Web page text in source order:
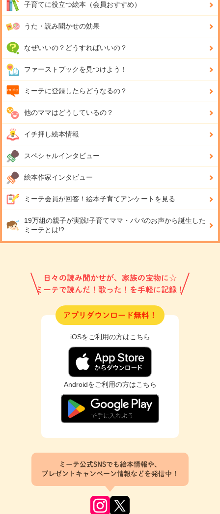
子育てに役立つ絵本（会員おすすめ）
うた・読み聞かせの効果
なぜいいの？どうすればいいの？
ファーストブックを見つけよう！
ミーテに登録したらどうなるの？
他のママはどうしているの？
イチ押し絵本情報
スペシャルインタビュー
絵本作家インタビュー
ミーテ会員が回答！ 絵本子育てアンケートを見る
19万組の親子が実践!子育てママ・パパのお声から誕生した
ミーテとは!?
日々の読み聞かせが、家族の宝物に☆
ミーテで読んだ！歌った！を手軽に記録！
アプリダウンロード無料！
iOSをご利用の方はこちら
Androidをご利用の方はこちら
ミーテ公式SNSでも絵本情報や、
プレゼントキャンペーン情報などを発信中！